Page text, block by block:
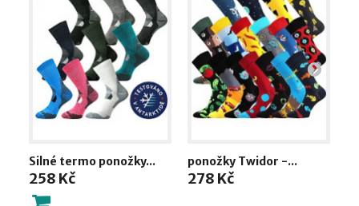
Silné termo ponožky...
258 Kč
ponožky Twidor -...
278 Kč